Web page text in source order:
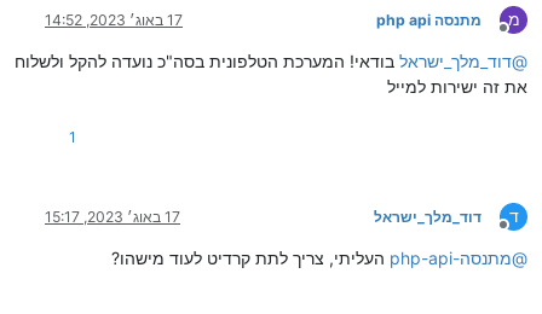
מ
מנותק
מתנסה php api 17 באוג׳ 2023, 14:52
@דוד_מלך_ישראל בודאי! המערכת הטלפונית בסה"כ נועדה להקל ולשלוח
את זה ישירות למייל
1
ד
מנותק
דוד_מלך_ישראל 17 באוג׳ 2023, 15:17
@מתנסה-php-api העליתי, צריך לתת קרדיט לעוד מישהו?